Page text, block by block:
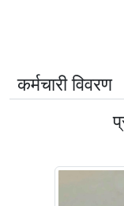
कर्मचारी विवरण